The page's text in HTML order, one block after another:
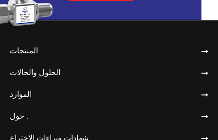
المنتجات
الحلول والحالات
الموارد
حول .
شهادات وبراءات الاختراع